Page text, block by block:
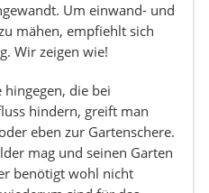
Um einwand- und
mähen, empfiehlt sich
Wir zeigen wie!
die bei
hindern, greift man
eben zur Gartenschere.
mag und seinen Garten
benötigt wohl nicht